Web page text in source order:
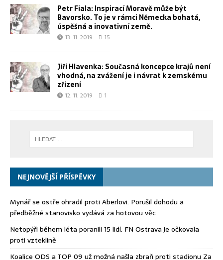
Petr Fiala: Inspirací Moravě může být
Bavorsko. To je v rámci Německa bohatá,
úspěšná a inovativní země.
13. 11. 2019 15
Jiří Hlavenka: Současná koncepce krajů není
vhodná, na zvážení je i návrat k zemskému
zřízení
12. 11. 2019 1
NEJNOVĚJŠÍ PŘÍSPĚVKY
Mynář se ostře ohradil proti Aberlovi. Porušil dohodu a
předběžné stanovisko vydává za hotovou věc
Netopýři během léta poranili 15 lidí. FN Ostrava je očkovala
proti vzteklině
Koalice ODS a TOP 09 už možná našla zbraň proti stadionu Za